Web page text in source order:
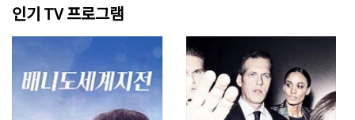
인기 TV 프로그램